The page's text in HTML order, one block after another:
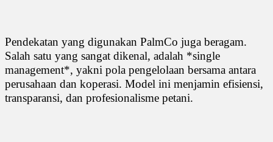
Pendekatan yang digunakan PalmCo juga beragam.
Salah satu yang sangat dikenal, adalah *single
management*, yakni pola pengelolaan bersama antara
perusahaan dan koperasi. Model ini menjamin efisiensi,
transparansi, dan profesionalisme petani.